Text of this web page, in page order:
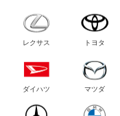
レクサス トヨタ
ダイハツ マツダ